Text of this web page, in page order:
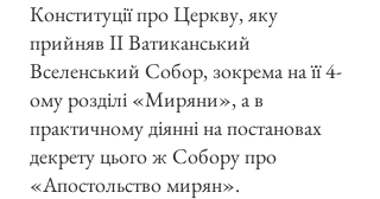
Конституції про Церкву, яку
прийняв ІІ Ватиканський
Вселенський Собор, зокрема на її 4-
ому розділі «Миряни», а в
практичному діянні на постановах
декрету цього ж Собору про
«Апостольство мирян».